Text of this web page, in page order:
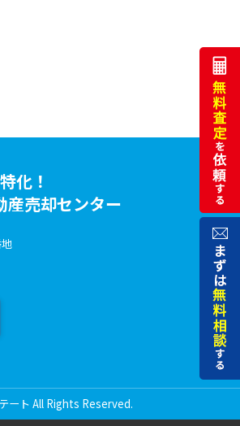
化！
産売却センター
ート All Rights Reserved.